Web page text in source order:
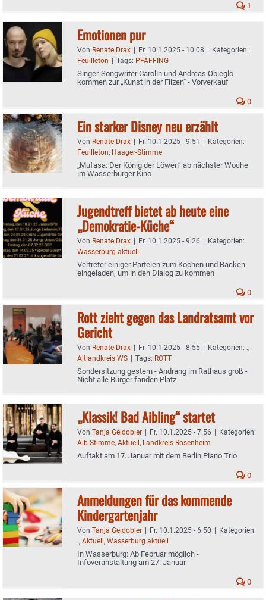
1
Emotionen pur
Von Renate Drax | Fr. 10.1.2025 - 10:08 | Kategorien:
Feuilleton | Tags: PFAFFING
Singer-Songwriter Carolin und Andreas Obieglo
kommen zur „Kunst in der Filzen" - Vorverkauf
0
Ein starker Disney neu erzählt
Von Renate Drax | Fr. 10.1.2025 - 9:51 | Kategorien:
Feuilleton, Haager-Stimme
„Mufasa: Der König der Löwen“ ab nächster Woche
im Wasserburger Kino
Jugendtreff bietet ab heute eine
„Demokratie-Küche“
Von Renate Drax | Fr. 10.1.2025 - 9:26 | Kategorien:
Wasserburg aktuell
Vertreter einiger Parteien zum Kochen und Backen
eingeladen, um in den Dialog zu kommen
0
Rott zieht gegen das Landratsamt vor
Gericht
Von Renate Drax | Fr. 10.1.2025 - 8:55 | Kategorien: .,
Altlandkreis WS | Tags: ROTT
Sondersitzung gestern - Andrang im Rathaus groß -
Nicht alle Bürger fanden Platz
„Klassik! Bad Aibling“ startet
Von Tanja Geidobler | Fr. 10.1.2025 - 7:56 | Kategorien:
Aib-Stimme, Aktuell, Landkreis Rosenheim
Auftakt am 17. Januar mit dem Berlin Piano Trio
0
Anmeldungen für das kommende
Kindergartenjahr
Von Tanja Geidobler | Fr. 10.1.2025 - 6:50 | Kategorien:
., Aktuell, Wasserburg aktuell
In Wasserburg: Ab Februar möglich -
Infoveranstaltung am 27. Januar
0